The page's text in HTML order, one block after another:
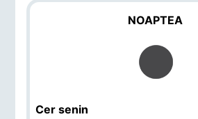
NOAPTEA
Cer senin